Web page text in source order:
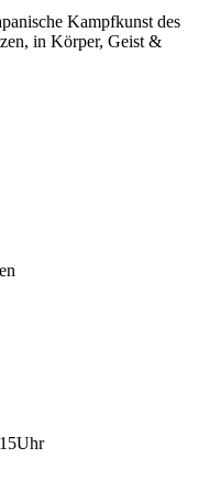
Kampfkunst des
in Körper, Geist &